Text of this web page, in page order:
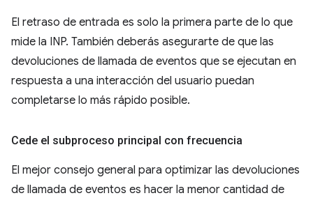
El retraso de entrada es solo la primera parte de lo que
mide la INP. También deberás asegurarte de que las
devoluciones de llamada de eventos que se ejecutan en
respuesta a una interacción del usuario puedan
completarse lo más rápido posible.
Cede el subproceso principal con frecuencia
El mejor consejo general para optimizar las devoluciones
de llamada de eventos es hacer la menor cantidad de